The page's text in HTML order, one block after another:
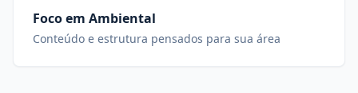
Foco em Ambiental
Conteúdo e estrutura pensados para sua área